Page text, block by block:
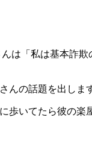
は「私は基本詐
んの話題を出しま
いてたら彼の楽